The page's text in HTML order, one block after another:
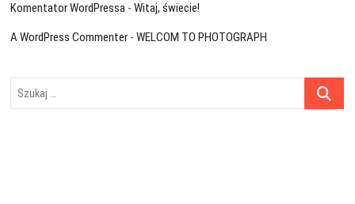
Komentator WordPressa -Witaj, świecie!
A WordPress Commenter -WELCOM TO PHOTOGRAPH
Szukaj